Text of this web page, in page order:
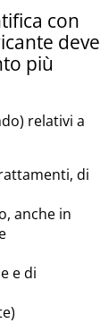
con
deve
più
relativi a
di
anche in
e di